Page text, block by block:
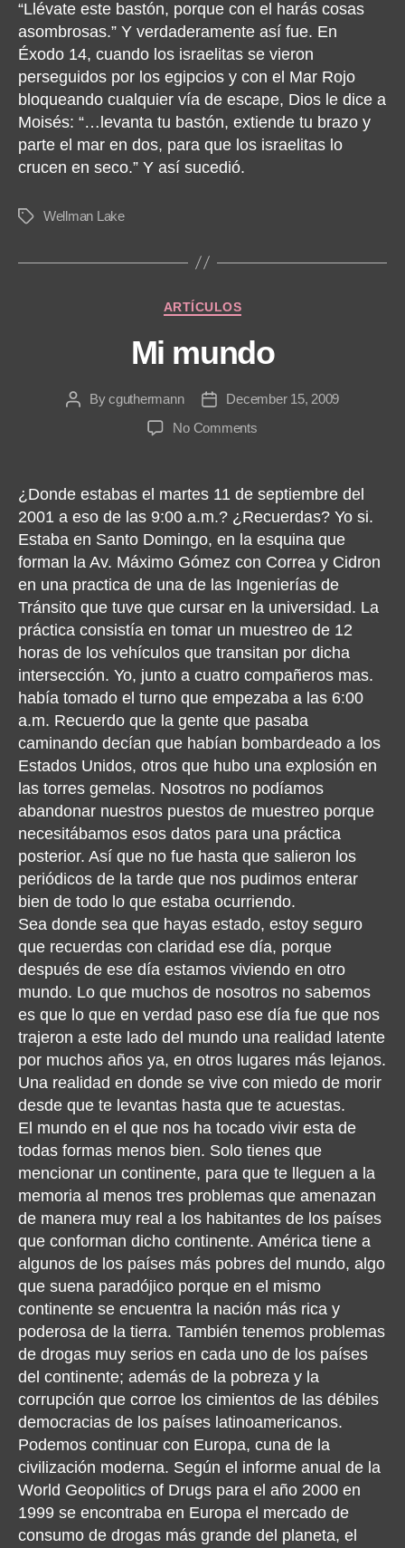
“Llévate este bastón, porque con el harás cosas
asombrosas.” Y verdaderamente así fue. En
Éxodo 14, cuando los israelitas se vieron
perseguidos por los egipcios y con el Mar Rojo
bloqueando cualquier vía de escape, Dios le dice a
Moisés: “…levanta tu bastón, extiende tu brazo y
parte el mar en dos, para que los israelitas lo
crucen en seco.” Y así sucedió.
TagsWellman Lake
Categories
ARTÍCULOS
Mi mundo
PostBycguthermann
PostDecember 15, 2009
No Commentson
¿Donde estabas el martes 11 de septiembre del
2001 a eso de las 9:00 a.m.? ¿Recuerdas? Yo si.
Estaba en Santo Domingo, en la esquina que
forman la Av. Máximo Gómez con Correa y Cidron
en una practica de una de las Ingenierías de
Tránsito que tuve que cursar en la universidad. La
práctica consistía en tomar un muestreo de 12
horas de los vehículos que transitan por dicha
intersección. Yo, junto a cuatro compañeros mas.
había tomado el turno que empezaba a las 6:00
a.m. Recuerdo que la gente que pasaba
caminando decían que habían bombardeado a los
Estados Unidos, otros que hubo una explosión en
las torres gemelas. Nosotros no podíamos
abandonar nuestros puestos de muestreo porque
necesitábamos esos datos para una práctica
posterior. Así que no fue hasta que salieron los
periódicos de la tarde que nos pudimos enterar
bien de todo lo que estaba ocurriendo.
Sea donde sea que hayas estado, estoy seguro
que recuerdas con claridad ese día, porque
después de ese día estamos viviendo en otro
mundo. Lo que muchos de nosotros no sabemos
es que lo que en verdad paso ese día fue que nos
trajeron a este lado del mundo una realidad latente
por muchos años ya, en otros lugares más lejanos.
Una realidad en donde se vive con miedo de morir
desde que te levantas hasta que te acuestas.
El mundo en el que nos ha tocado vivir esta de
todas formas menos bien. Solo tienes que
mencionar un continente, para que te lleguen a la
memoria al menos tres problemas que amenazan
de manera muy real a los habitantes de los países
que conforman dicho continente. América tiene a
algunos de los países más pobres del mundo, algo
que suena paradójico porque en el mismo
continente se encuentra la nación más rica y
poderosa de la tierra. También tenemos problemas
de drogas muy serios en cada uno de los países
del continente; además de la pobreza y la
corrupción que corroe los cimientos de las débiles
democracias de los países latinoamericanos.
Podemos continuar con Europa, cuna de la
civilización moderna. Según el informe anual de la
World Geopolitics of Drugs para el año 2000 en
1999 se encontraba en Europa el mercado de
consumo de drogas más grande del planeta, el